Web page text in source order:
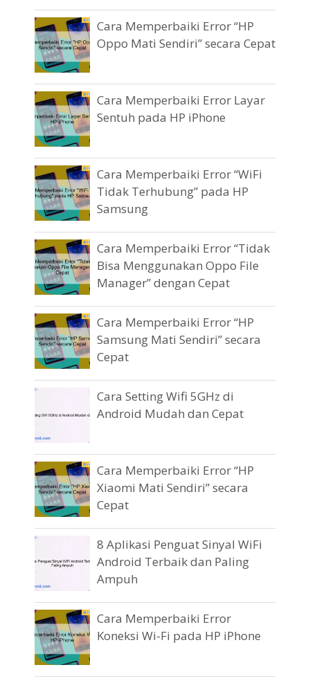
Cara Memperbaiki Error “HP
Oppo Mati Sendiri” secara Cepat
Cara Memperbaiki Error Layar
Sentuh pada HP iPhone
Cara Memperbaiki Error “WiFi
Tidak Terhubung” pada HP
Samsung
Cara Memperbaiki Error “Tidak
Bisa Menggunakan Oppo File
Manager” dengan Cepat
Cara Memperbaiki Error “HP
Samsung Mati Sendiri” secara
Cepat
Cara Setting Wifi 5GHz di
Android Mudah dan Cepat
Cara Memperbaiki Error “HP
Xiaomi Mati Sendiri” secara
Cepat
8 Aplikasi Penguat Sinyal WiFi
Android Terbaik dan Paling
Ampuh
Cara Memperbaiki Error
Koneksi Wi-Fi pada HP iPhone